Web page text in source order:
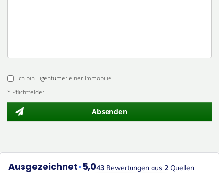
Ich bin Eigentümer einer Immobilie.
* Pflichtfelder
Absenden
Ausgezeichnet•5,043 Bewertungen aus 2 Quellen